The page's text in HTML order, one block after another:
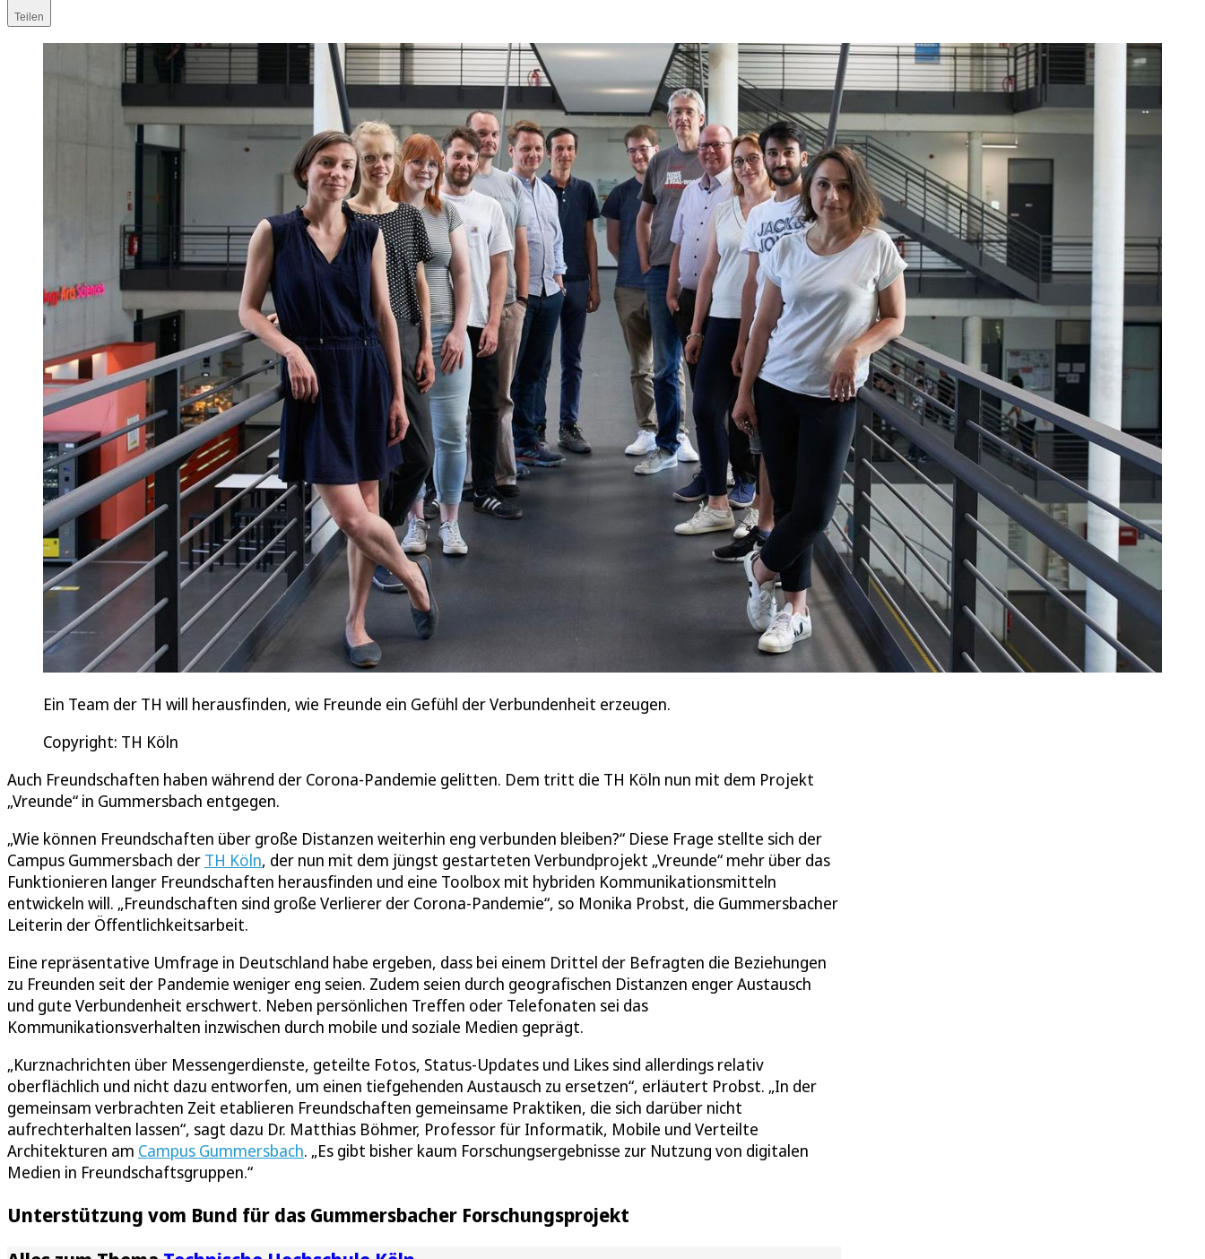
Teilen
Ein Team der TH will herausfinden, wie Freunde ein Gefühl der Verbundenheit erzeugen.
Copyright: TH Köln
Auch Freundschaften haben während der Corona-Pandemie gelitten. Dem tritt die TH Köln nun mit dem Projekt
„Vreunde“ in Gummersbach entgegen.
„Wie können Freundschaften über große Distanzen weiterhin eng verbunden bleiben?“ Diese Frage stellte sich der
Campus Gummersbach der TH Köln, der nun mit dem jüngst gestarteten Verbundprojekt „Vreunde“ mehr über das
Funktionieren langer Freundschaften herausfinden und eine Toolbox mit hybriden Kommunikationsmitteln
entwickeln will. „Freundschaften sind große Verlierer der Corona-Pandemie“, so Monika Probst, die Gummersbacher
Leiterin der Öffentlichkeitsarbeit.
Eine repräsentative Umfrage in Deutschland habe ergeben, dass bei einem Drittel der Befragten die Beziehungen
zu Freunden seit der Pandemie weniger eng seien. Zudem seien durch geografischen Distanzen enger Austausch
und gute Verbundenheit erschwert. Neben persönlichen Treffen oder Telefonaten sei das
Kommunikationsverhalten inzwischen durch mobile und soziale Medien geprägt.
„Kurznachrichten über Messengerdienste, geteilte Fotos, Status-Updates und Likes sind allerdings relativ
oberflächlich und nicht dazu entworfen, um einen tiefgehenden Austausch zu ersetzen“, erläutert Probst. „In der
gemeinsam verbrachten Zeit etablieren Freundschaften gemeinsame Praktiken, die sich darüber nicht
aufrechterhalten lassen“, sagt dazu Dr. Matthias Böhmer, Professor für Informatik, Mobile und Verteilte
Architekturen am Campus Gummersbach. „Es gibt bisher kaum Forschungsergebnisse zur Nutzung von digitalen
Medien in Freundschaftsgruppen.“
Unterstützung vom Bund für das Gummersbacher Forschungsprojekt